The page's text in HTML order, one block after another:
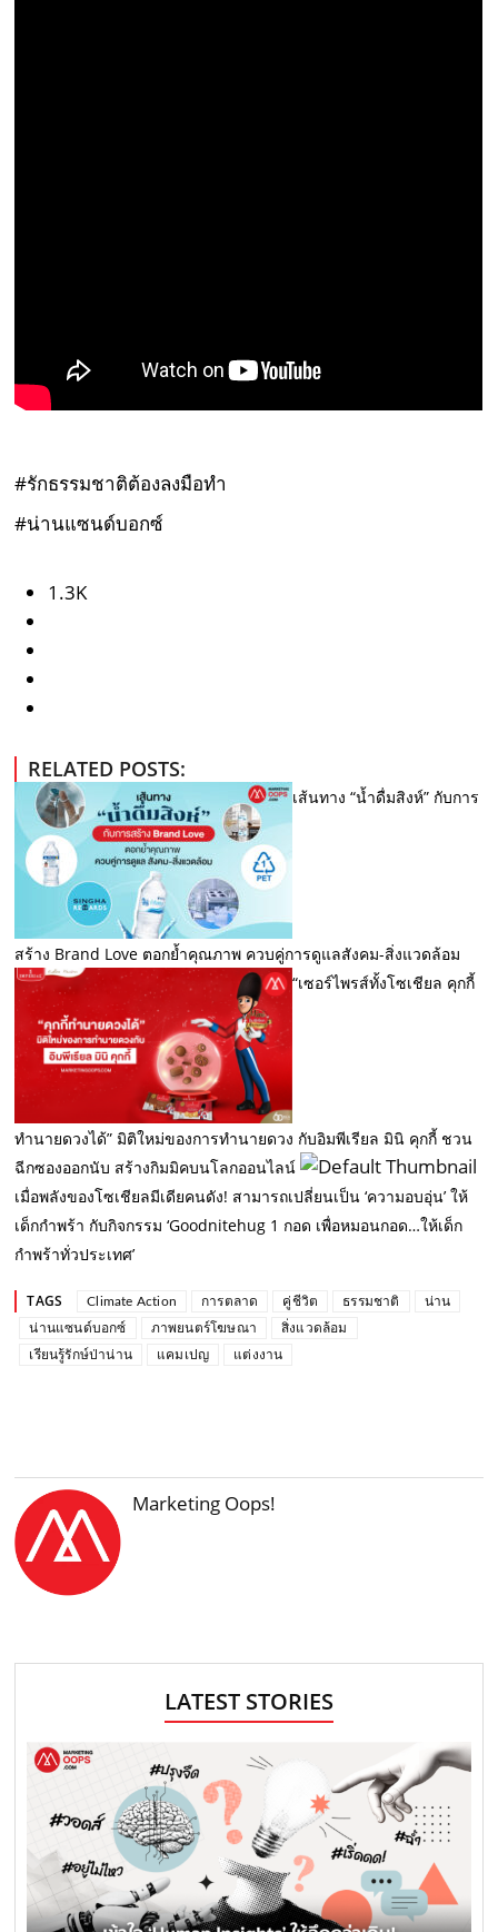
#รักธรรมชาติต้องลงมือทำ
#น่านแซนด์บอกซ์
1.3K
RELATED POSTS:
เส้นทาง “น้ำดื่มสิงห์” กับการ
สร้าง Brand Love ตอกย้ำคุณภาพ ควบคู่การดูแลสังคม-สิ่งแวดล้อม
“เซอร์ไพรส์ทั้งโซเชียล คุกกี้
ทำนายดวงได้” มิติใหม่ของการทำนายดวง กับอิมพีเรียล มินิ คุกกี้ ชวน
ฉีกซองออกนับ สร้างกิมมิคบนโลกออนไลน์
เมื่อพลังของโซเชียลมีเดียคนดัง! สามารถเปลี่ยนเป็น ‘ความอบอุ่น’ ให้
เด็กกำพร้า กับกิจกรรม ‘Goodnitehug 1 กอด เพื่อหมอนกอด…ให้เด็ก
กำพร้าทั่วประเทศ’
TAGS Climate Action การตลาด คู่ชีวิต ธรรมชาติ
น่าน
น่านแซนด์บอกซ์
ภาพยนตร์โฆษณา
สิ่งแวดล้อม
เรียนรู้รักษ์ป่าน่าน
แคมเปญ แต่งงาน
Marketing Oops!
LATEST STORIES